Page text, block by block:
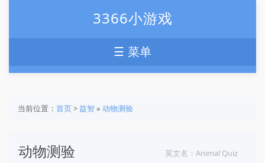
3366小游戏
☰ 菜单
当前位置： 首页>益智» 动物测验
动物测验 英文名：Animal Quiz